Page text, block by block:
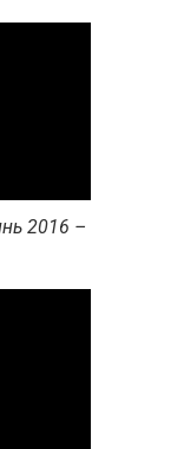
2016 –